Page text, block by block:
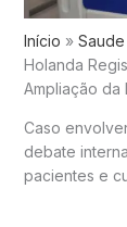
Início
Saude
Holanda
Ampliação da
Caso
debate
pacientes e